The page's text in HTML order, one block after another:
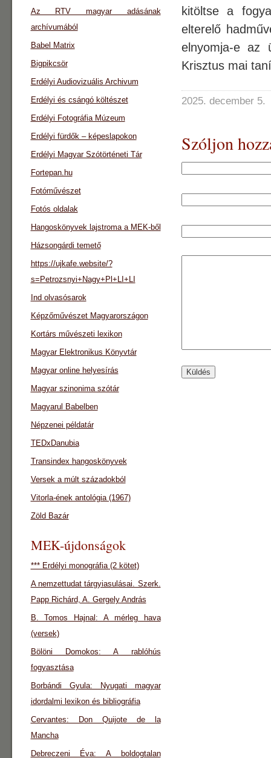
kitöltse a
elterelő
elnyomja-e az
Krisztus mai
2025. december 5.
Szóljon
Az RTV magyar adásának
archívumából
Babel Matrix
Bigpikcsör
Erdélyi Audiovizuális Archivum
Erdélyi és csángó költészet
Erdélyi Fotográfia Múzeum
Erdélyi fürdők – képeslapokon
Erdélyi Magyar Szótörténeti Tár
Fortepan.hu
Fotóművészet
Fotós oldalak
Hangoskönyvek lajstroma a MEK-ből
Házsongárdi temető
https://ujkafe.website/?
s=Petrozsnyi+Nagy+Pl+LI+LI
Ind olvasósarok
Képzőművészet Magyarországon
Kortárs művészeti lexikon
Magyar Elektronikus Könyvtár
Magyar online helyesírás
Magyar szinonima szótár
Magyarul Babelben
Népzenei példatár
TEDxDanubia
Transindex hangoskönyvek
Versek a múlt századokból
Vitorla-ének antológia (1967)
Zöld Bazár
MEK-újdonságok
*** Erdélyi monográfia (2 kötet)
A nemzettudat tárgyiasulásai. Szerk.
Papp Richárd, A. Gergely András
B. Tomos Hajnal: A mérleg hava
(versek)
Bölöni Domokos: A rablóhús
fogyasztása
Borbándi Gyula: Nyugati magyar
idordalmi lexikon és bibliográfia
Cervantes: Don Quijote de la
Mancha
Debreczeni Éva: A boldogtalan